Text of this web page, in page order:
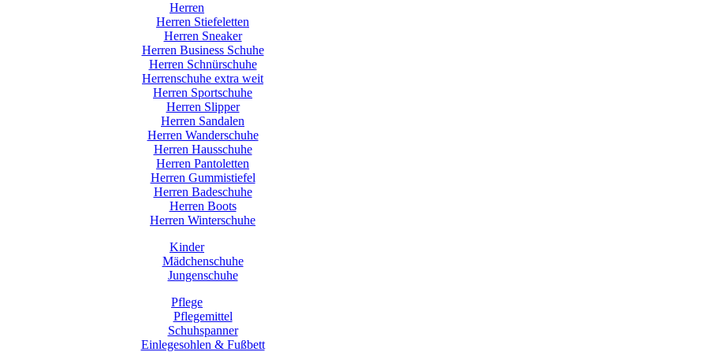
Herren
Herren Stiefeletten
Herren Sneaker
Herren Business Schuhe
Herren Schnürschuhe
Herrenschuhe extra weit
Herren Sportschuhe
Herren Slipper
Herren Sandalen
Herren Wanderschuhe
Herren Hausschuhe
Herren Pantoletten
Herren Gummistiefel
Herren Badeschuhe
Herren Boots
Herren Winterschuhe
Kinder
Mädchenschuhe
Jungenschuhe
Pflege
Pflegemittel
Schuhspanner
Einlegesohlen & Fußbett